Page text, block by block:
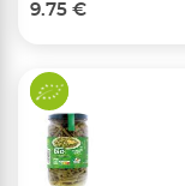
9.75 €